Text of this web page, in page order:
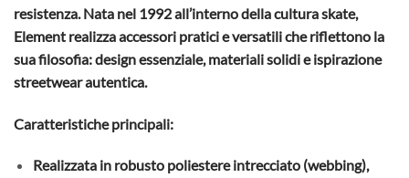
resistenza. Nata nel 1992 all’interno della cultura skate,
Element realizza accessori pratici e versatili che riflettono la
sua filosofia: design essenziale, materiali solidi e ispirazione
streetwear autentica.
Caratteristiche principali:
Realizzata in robusto poliestere intrecciato (webbing),